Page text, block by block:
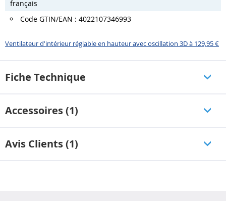
français
Code GTIN/EAN : 4022107346993
Ventilateur d'intérieur réglable en hauteur avec oscillation 3D à 129,95 €
Fiche Technique
Accessoires (1)
Avis Clients (1)